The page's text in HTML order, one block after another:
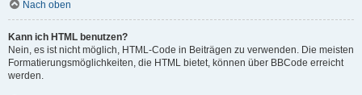
Nach oben
Kann ich HTML benutzen?
Nein, es ist nicht möglich, HTML-Code in Beiträgen zu verwenden. Die meisten
Formatierungsmöglichkeiten, die HTML bietet, können über BBCode erreicht
werden.